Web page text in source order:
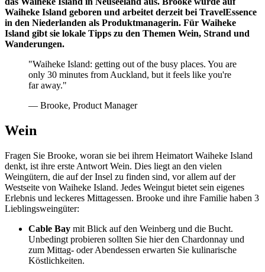
Waiheke Island geboren und arbeitet derzeit bei TravelEssence
in den Niederlanden als Produktmanagerin. Für Waiheke
Island gibt sie lokale Tipps zu den Themen Wein, Strand und
Wanderungen.
"Waiheke Island: getting out of the busy places. You are
only 30 minutes from Auckland, but it feels like you're
far away."
— Brooke, Product Manager
Wein
Fragen Sie Brooke, woran sie bei ihrem Heimatort Waiheke Island
denkt, ist ihre erste Antwort Wein. Dies liegt an den vielen
Weingütern, die auf der Insel zu finden sind, vor allem auf der
Westseite von Waiheke Island. Jedes Weingut bietet sein eigenes
Erlebnis und leckeres Mittagessen. Brooke und ihre Familie haben 3
Lieblingsweingüter:
Cable Bay mit Blick auf den Weinberg und die Bucht.
Unbedingt probieren sollten Sie hier den Chardonnay und
zum Mittag- oder Abendessen erwarten Sie kulinarische
Köstlichkeiten.